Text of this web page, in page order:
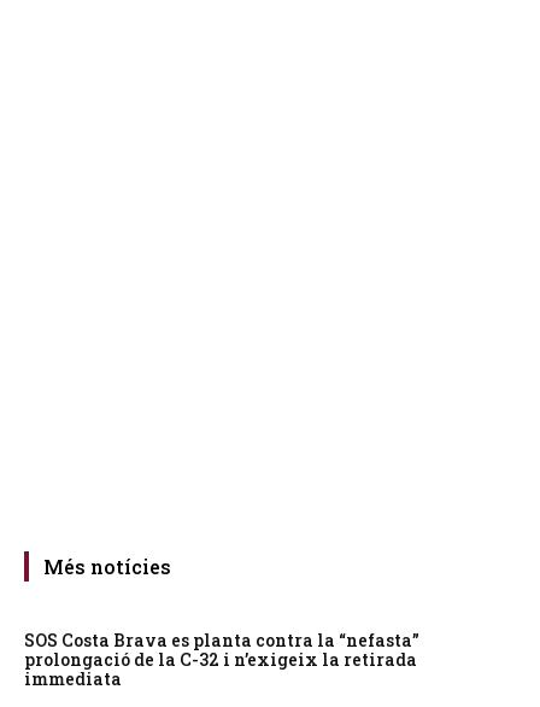
Més notícies
SOS Costa Brava es planta contra la “nefasta”
prolongació de la C-32 i n’exigeix la retirada
immediata